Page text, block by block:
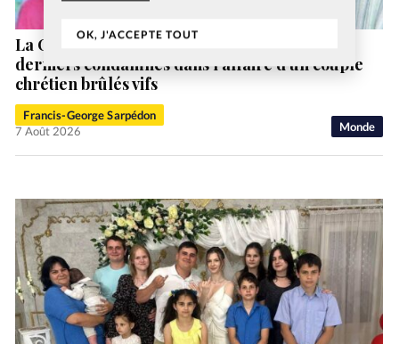
OK, J'ACCEPTE TOUT
Monde
La Cour suprême pakistanaise acquitte les
derniers condamnés dans l’affaire d’un couple
chrétien brûlés vifs
Francis-George Sarpédon
7 Août 2026